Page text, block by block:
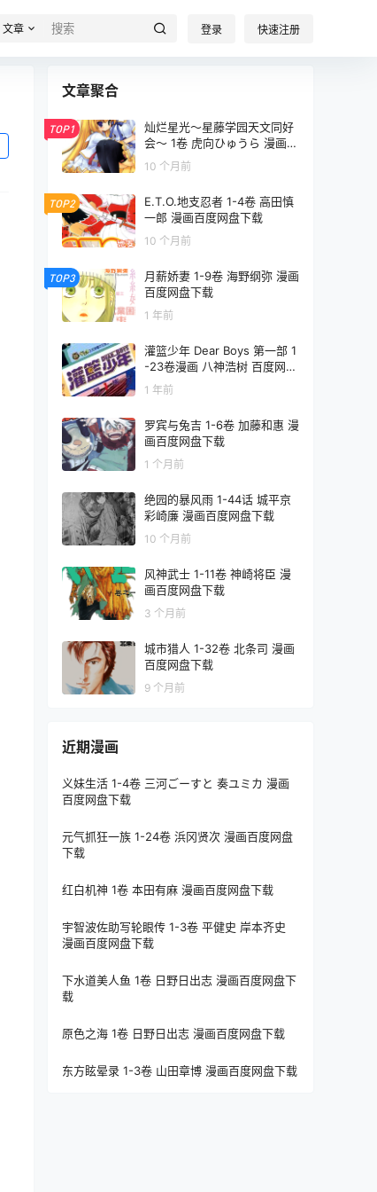
文章 登录 快速注册
文章聚合
TOP1
灿烂星光～星藤学园天文同好
会～ 1卷 虎向ひゅうら 漫画百
度网盘下载
10 个月前
TOP2
E.T.O.地支忍者 1-4卷 高田慎
一郎 漫画百度网盘下载
10 个月前
TOP3
月薪娇妻 1-9卷 海野纲弥 漫画
百度网盘下载
1 年前
灌篮少年 Dear Boys 第一部 1
-23卷漫画 八神浩树 百度网盘
下载
1 年前
罗宾与兔吉 1-6卷 加藤和惠 漫
画百度网盘下载
1 个月前
绝园的暴风雨 1-44话 城平京
彩崎廉 漫画百度网盘下载
10 个月前
风神武士 1-11卷 神崎将臣 漫
画百度网盘下载
3 个月前
城市猎人 1-32卷 北条司 漫画
百度网盘下载
9 个月前
近期漫画
义妹生活 1-4卷 三河ごーすと 奏ユミカ 漫画
百度网盘下载
元气抓狂一族 1-24卷 浜冈贤次 漫画百度网盘
下载
红白机神 1卷 本田有麻 漫画百度网盘下载
宇智波佐助写轮眼传 1-3卷 平健史 岸本齐史
漫画百度网盘下载
下水道美人鱼 1卷 日野日出志 漫画百度网盘下
载
原色之海 1卷 日野日出志 漫画百度网盘下载
东方眩晕录 1-3卷 山田章博 漫画百度网盘下载